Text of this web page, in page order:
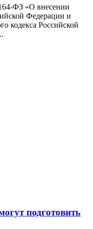
ФЗ «О внесении
Федерации и
кодекса Российской
подготовить